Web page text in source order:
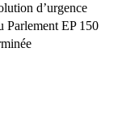
d’urgence
Parlement EP 150